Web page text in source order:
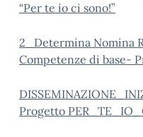
“Per te io ci sono!”
2_Determina Nomina
Competenze di base-
Progetto